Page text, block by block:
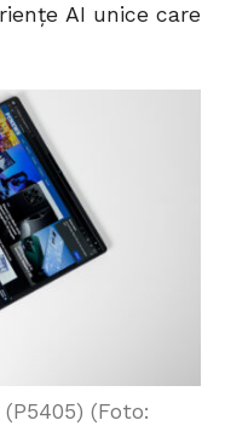
AI unice care
(Foto: